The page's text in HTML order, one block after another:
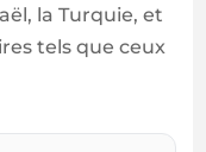
la Turquie, et
tels que ceux